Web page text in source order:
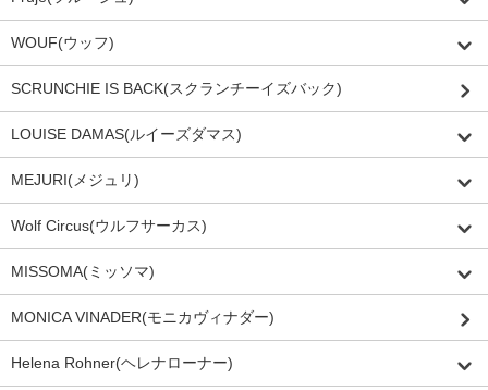
WOUF(ウッフ)
SCRUNCHIE IS BACK(スクランチーイズバック)
LOUISE DAMAS(ルイーズダマス)
MEJURI(メジュリ)
Wolf Circus(ウルフサーカス)
MISSOMA(ミッソマ)
MONICA VINADER(モニカヴィナダー)
Helena Rohner(ヘレナローナー)